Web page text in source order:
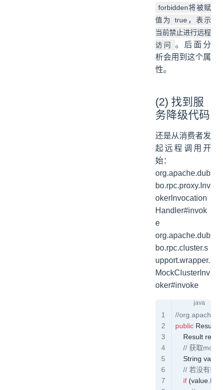
forbidden将被赋
值为 true，表示
当前禁止进行远程
访问
。后面分
析会用到这个属
性。
(2) 找到服
务降级代码
还是从消费者发
起远程调用开
始：
org.apache.dub
bo.rpc.proxy.Inv
okerInvocation
Handler#invok
e
org.apache.dub
bo.rpc.cluster.s
upport.wrapper.
MockClusterInv
oker#invoke
//
public Result
    Result
// 获取
    String
value
// 若没有
    if
(value.